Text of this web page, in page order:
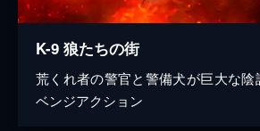
K-9 狼たちの街
荒くれ者の警官と警備犬が巨大な陰
ベンジアクション